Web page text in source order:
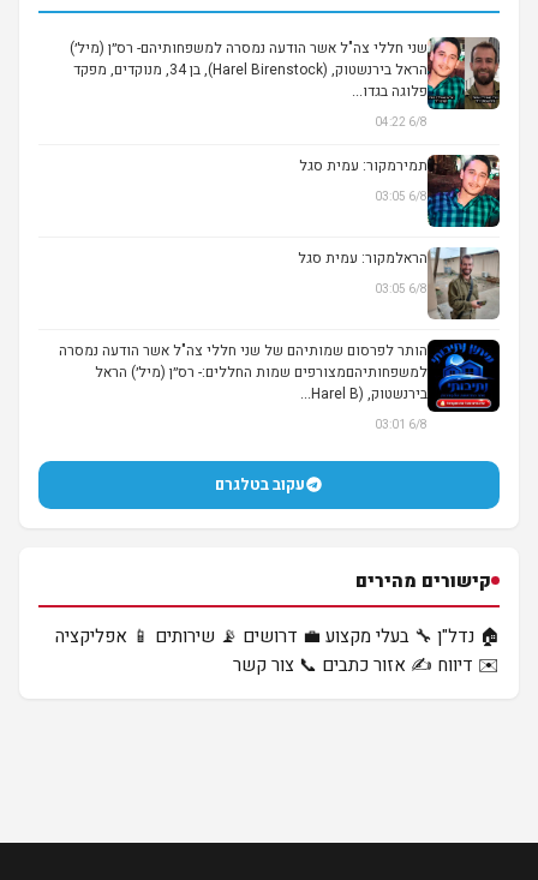
שני חללי צה"ל אשר הודעה נמסרה למשפחותיהם- רס״ן (מיל׳)
הראל בירנשטוק, (Harel Birenstock), בן 34, מנוקדים, מפקד
פלוגה בגדו...
6/8 04:22
תמירמקור: עמית סגל
6/8 03:05
הראלמקור: עמית סגל
6/8 03:05
הותר לפרסום שמותיהם של שני חללי צה"ל אשר הודעה נמסרה
למשפחותיהםמצורפים שמות החללים:- רס״ן (מיל׳) הראל
בירנשטוק, (Harel B...
6/8 03:01
עקוב בטלגרם
קישורים מהירים
🏠 נדל"ן 🔧 בעלי מקצוע 💼 דרושים 📡 שירותים 📱 אפליקציה
✉️ דיווח ✍️ אזור כתבים 📞 צור קשר